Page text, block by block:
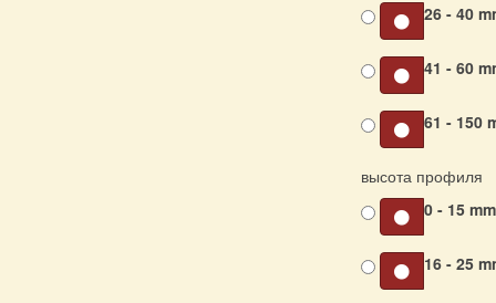
26 - 40
41 - 60
61 - 150
высота профиля
0 - 15
16 - 25